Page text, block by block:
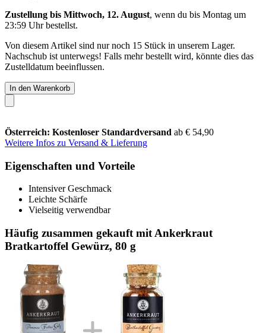
Zustellung bis Mittwoch, 12. August, wenn du bis Montag um
23:59 Uhrbestellst.
Von diesem Artikel sind nur noch 15 Stück in unserem Lager.
Nachschub ist unterwegs! Falls mehr bestellt wird, könnte dies das
Zustelldatum beeinflussen.
In den Warenkorb
Österreich: Kostenloser Standardversand ab € 54,90
Weitere Infos zu Versand & Lieferung
Eigenschaften und Vorteile
Intensiver Geschmack
Leichte Schärfe
Vielseitig verwendbar
Häufig zusammen gekauft mit Ankerkraut
Bratkartoffel Gewürz, 80 g